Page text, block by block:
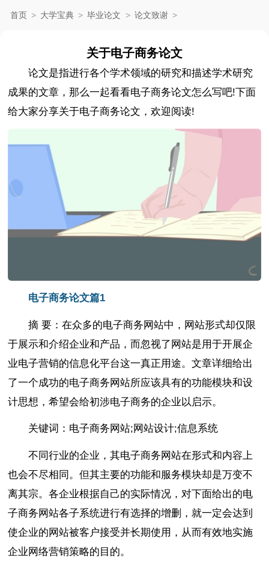
首页 > 大学宝典 > 毕业论文 > 论文致谢 >
关于电子商务论文
论文是指进行各个学术领域的研究和描述学术研究
成果的文章，那么一起看看电子商务论文怎么写吧!下面
给大家分享关于电子商务论文，欢迎阅读!
电子商务论文篇1
摘 要：在众多的电子商务网站中，网站形式却仅限
于展示和介绍企业和产品，而忽视了网站是用于开展企
业电子营销的信息化平台这一真正用途。文章详细给出
了一个成功的电子商务网站所应该具有的功能模块和设
计思想，希望会给初涉电子商务的企业以启示。
关键词：电子商务网站;网站设计;信息系统
不同行业的企业，其电子商务网站在形式和内容上
也会不尽相同。但其主要的功能和服务模块却是万变不
离其宗。各企业根据自己的实际情况，对下面给出的电
子商务网站各子系统进行有选择的增删，就一定会达到
使企业的网站被客户接受并长期使用，从而有效地实施
企业网络营销策略的目的。